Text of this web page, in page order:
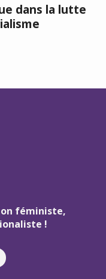
dans la lutte
féministe,
!